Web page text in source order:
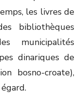
les livres de
bibliothèques
municipalités
dinariques de
bosno-croate),